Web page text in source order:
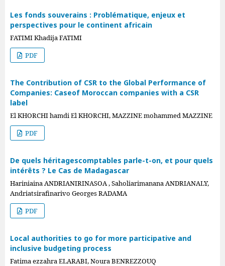
Les fonds souverains : Problématique, enjeux et
perspectives pour le continent africain
FATIMI Khadija FATIMI
PDF
The Contribution of CSR to the Global Performance of
Companies: Caseof Moroccan companies with a CSR
label
El KHORCHI hamdi El KHORCHI, MAZZINE mohammed MAZZINE
PDF
De quels héritagescomptables parle-t-on, et pour quels
intérêts ? Le Cas de Madagascar
Hariniaina ANDRIANIRINASOA , Saholiarimanana ANDRIANALY,
Andriatsirafinarivo Georges RADAMA
PDF
Local authorities to go for more participative and
inclusive budgeting process
Fatima ezzahra ELARABI, Noura BENREZZOUQ